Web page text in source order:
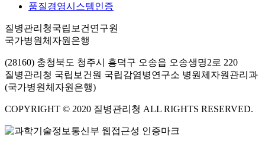
품질경영시스템인증
질병관리청국립보건연구원
국가병원체자원은행
(28160) 충청북도 청주시 흥덕구 오송읍 오송생명2로 220
질병관리청 국립보건원 국립감염병연구소 병원체자원관리과
(국가병원체자원은행)
COPYRIGHT © 2020 질병관리청 ALL RIGHTS RESERVED.